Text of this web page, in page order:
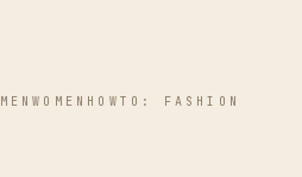
HOWTO: FASHION
WOMEN
MEN